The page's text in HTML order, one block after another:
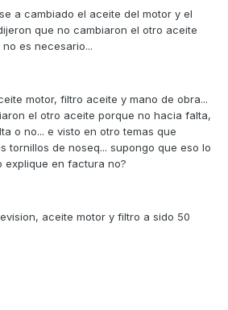
a cambiado el aceite del motor y el
que no cambiaron el otro aceite
es necesario...
motor, filtro aceite y mano de obra...
el otro aceite porque no hacia falta,
o no... e visto en otro temas que
tornillos de noseq... supongo que eso lo
explique en factura no?
aceite motor y filtro a sido 50